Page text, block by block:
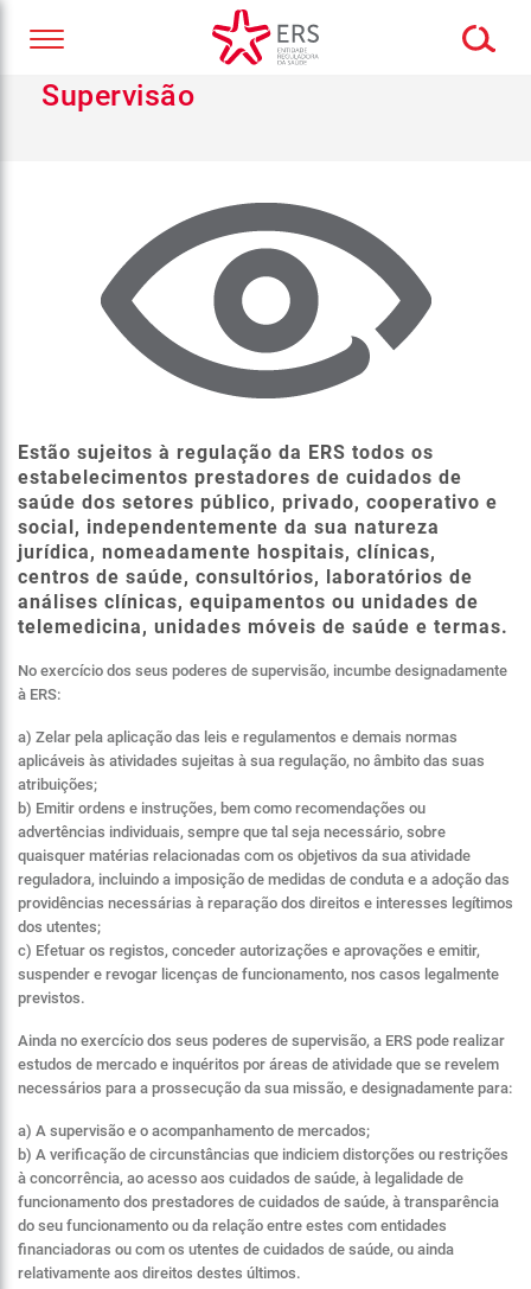
Supervisão
Estão sujeitos à regulação da ERS todos os
estabelecimentos prestadores de cuidados de
saúde dos setores público, privado, cooperativo e
social, independentemente da sua natureza
jurídica, nomeadamente hospitais, clínicas,
centros de saúde, consultórios, laboratórios de
análises clínicas, equipamentos ou unidades de
telemedicina, unidades móveis de saúde e termas.
No exercício dos seus poderes de supervisão, incumbe designadamente
à ERS:
a) Zelar pela aplicação das leis e regulamentos e demais normas
aplicáveis às atividades sujeitas à sua regulação, no âmbito das suas
atribuições;
b) Emitir ordens e instruções, bem como recomendações ou
advertências individuais, sempre que tal seja necessário, sobre
quaisquer matérias relacionadas com os objetivos da sua atividade
reguladora, incluindo a imposição de medidas de conduta e a adoção das
providências necessárias à reparação dos direitos e interesses legítimos
dos utentes;
c) Efetuar os registos, conceder autorizações e aprovações e emitir,
suspender e revogar licenças de funcionamento, nos casos legalmente
previstos.
Ainda no exercício dos seus poderes de supervisão, a ERS pode realizar
estudos de mercado e inquéritos por áreas de atividade que se revelem
necessários para a prossecução da sua missão, e designadamente para:
a) A supervisão e o acompanhamento de mercados;
b) A verificação de circunstâncias que indiciem distorções ou restrições
à concorrência, ao acesso aos cuidados de saúde, à legalidade de
funcionamento dos prestadores de cuidados de saúde, à transparência
do seu funcionamento ou da relação entre estes com entidades
financiadoras ou com os utentes de cuidados de saúde, ou ainda
relativamente aos direitos destes últimos.